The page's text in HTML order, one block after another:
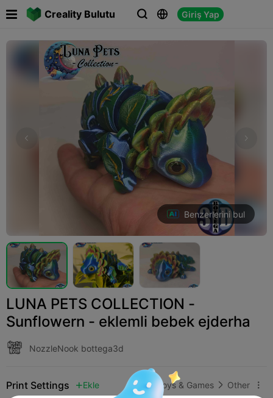
Creality Bulutu   Giriş Yap
 
Benzerlerini bul
LUNA PETS COLLECTION -
Sunflowern - eklemli bebek ejderha
NozzleNook bottega3d
Print Settings  Ekle Toys & Games  Other 